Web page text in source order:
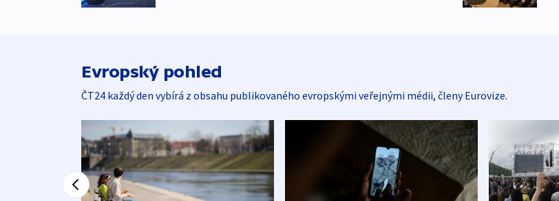
Evropský pohled
ČT24 každý den vybírá z obsahu publikovaného evropskými veřejnými médii, členy Eurovize.